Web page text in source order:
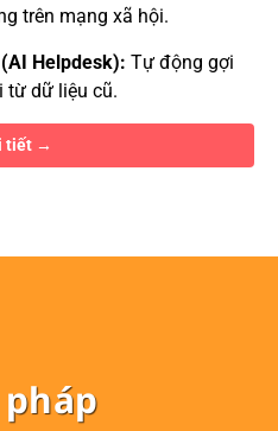
trên mạng xã hội.
Helpdesk): Tự động gợi
từ dữ liệu cũ.
tiết